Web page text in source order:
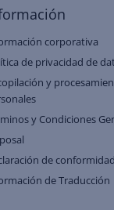
corporativa
de privacidad de
y
y Condiciones
de conformidad
de Traducción